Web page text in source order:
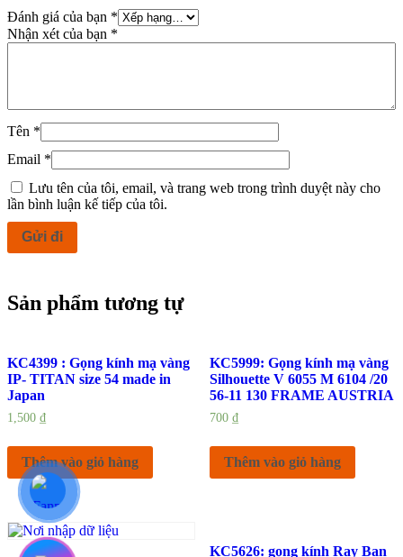
Đánh giá của bạn *
Nhận xét của bạn *
Tên *
Email *
Lưu tên của tôi, email, và trang web trong trình duyệt này cho
lần bình luận kế tiếp của tôi.
Sản phẩm tương tự
KC4399 : Gọng kính mạ vàng
IP- TITAN size 54 made in
Japan
1,500 ₫
Thêm vào giỏ hàng
KC5999: Gọng kính mạ vàng
Silhouette V 6055 M 6104 /20
56-11 130 FRAME AUSTRIA
700 ₫
Thêm vào giỏ hàng
KC5626: gọng kính Ray Ban